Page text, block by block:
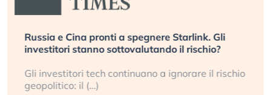
Russia e Cina pronti a spegnere Starlink. Gli
investitori stanno sottovalutando il rischio?
Gli investitori tech continuano a ignorare il rischio
geopolitico: il (…)